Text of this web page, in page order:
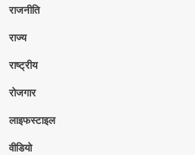
राजनीति
राज्य
राष्ट्रीय
रोजगार
लाइफस्टाइल
वीडियो